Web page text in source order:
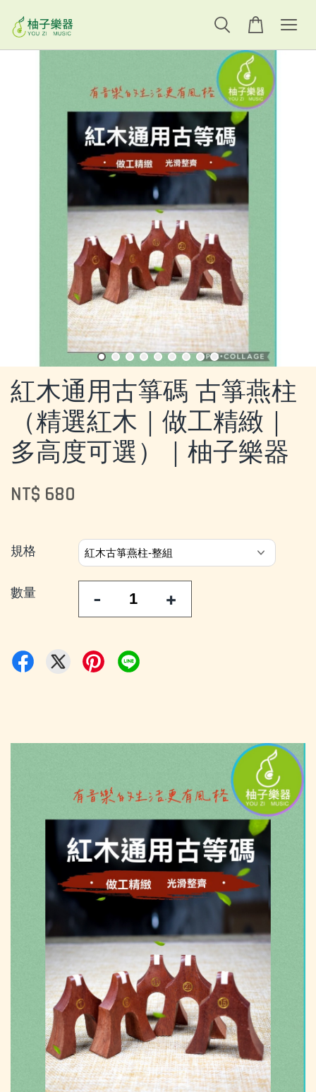
紅木通用古箏碼 古箏燕柱
（精選紅木｜做工精緻｜
多高度可選）｜柚子樂器
NT$ 680
規格
數量 - +